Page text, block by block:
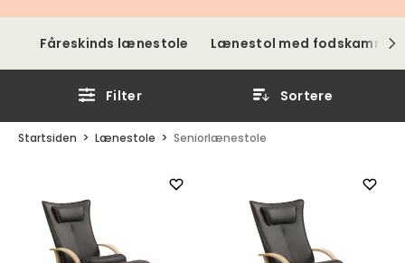
behagelig gyngende funktion? Så er du kommet til det
rette sted. Vi tilbyder nogle af markedets bedste
Fåreskinds lænestole Lænestol med fodskammel
Filter Sortere
Startsiden Lænestole Seniorlænestole